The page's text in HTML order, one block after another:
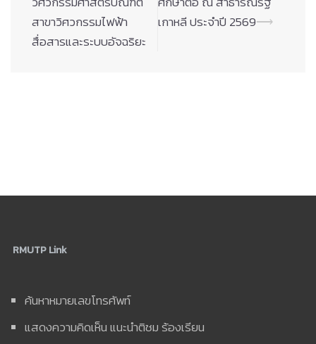
สาขาวิศวกรรมไฟฟ้า
สื่อสารและระบบอัจฉริยะ
เกาหลี ประจำปี 2569⟶
RMUTP Link
ค้นหาหมายเลขโทรศัพท์
แสดงความคิดเห็น แนะนำติชม ร้องเรียน